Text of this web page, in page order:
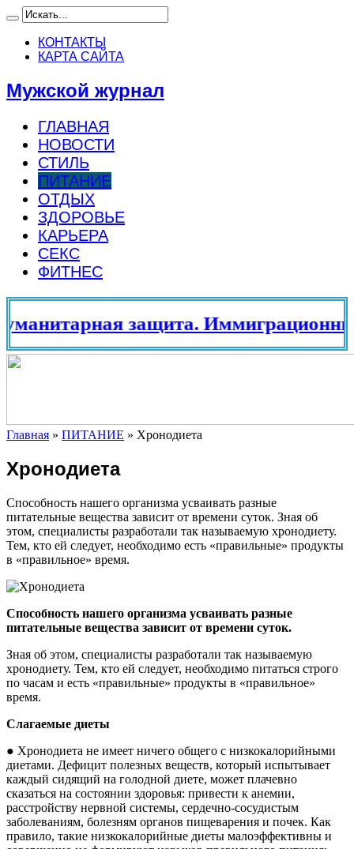
КОНТАКТЫ
КАРТА САЙТА
Мужской журнал
ГЛАВНАЯ
НОВОСТИ
СТИЛЬ
ПИТАНИЕ
ОТДЫХ
ЗДОРОВЬЕ
КАРЬЕРА
СЕКС
ФИТНЕС
защита. Иммиграционный
Главная » ПИТАНИЕ » Хронодиета
Хронодиета
Способность нашего организма усваивать разные
питательные вещества зависит от времени суток. Зная об
этом, специалисты разработали так называемую хронодиету.
Тем, кто ей следует, необходимо есть «правильные» продукты
в «правильное» время.
Способность нашего организма усваивать разные
питательные вещества зависит от времени суток.
Зная об этом, специалисты разработали так называемую
хронодиету. Тем, кто ей следует, необходимо питаться строго
по часам и есть «правильные» продукты в «правильное»
время.
Слагаемые диеты
● Хронодиета не имеет ничего общего с низкокалорийными
диетами. Дефицит полезных веществ, который испытывает
каждый сидящий на голодной диете, может плачевно
сказаться на состоянии здоровья: привести к анемии,
расстройству нервной системы, сердечно-сосудистым
заболеваниям, болезням органов пищеварения и почек. Как
правило, такие низкокалорийные диеты малоэффективны и